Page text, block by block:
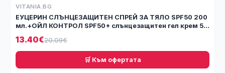
VITANIA.BG
ЕУЦЕРИН СЛЪНЦЕЗАЩИТЕН СПРЕЙ ЗА ТЯЛО SPF50 200
мл.+ОЙЛ КОНТРОЛ SPF50+ слънцезащитен гел крем 50
13.40€20.09€
🛒 Към офертата